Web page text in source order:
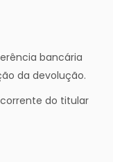
bancária
da devolução.
do titular